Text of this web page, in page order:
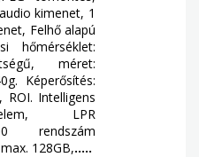
kimenet, 1
Felhő alapú
hőmérséklet:
méret:
Képerősítés:
ROI. Intelligens
LPR
rendszám
128GB,.....